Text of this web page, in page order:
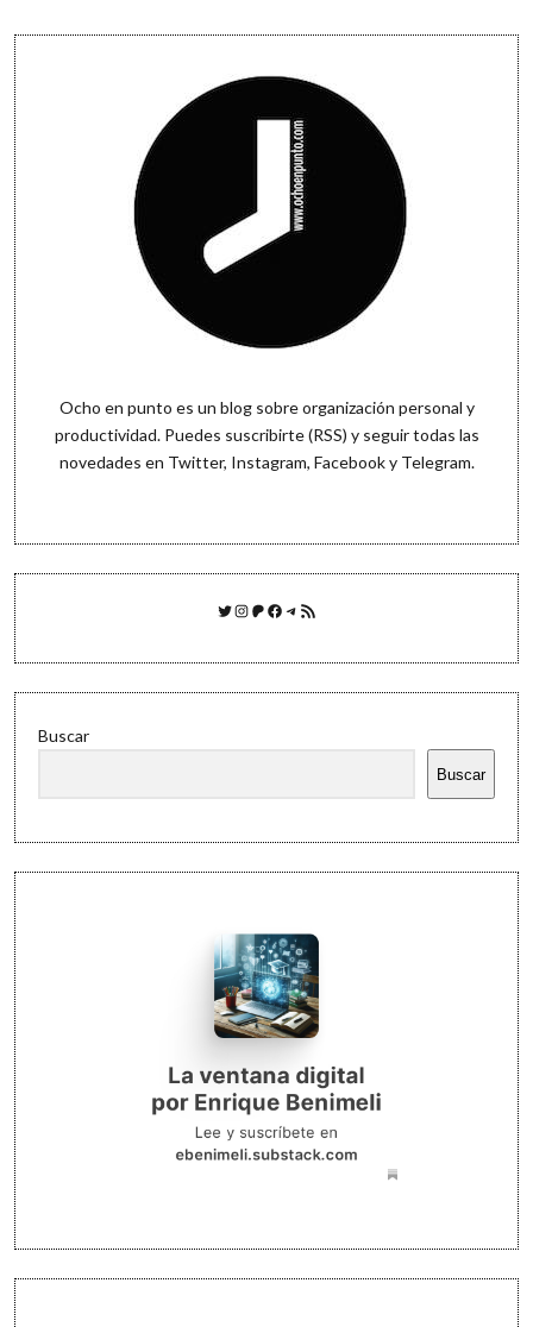
Sidebar
Ocho en punto es un blog sobre organización personal y
productividad. Puedes suscribirte (RSS) y seguir todas las
novedades en Twitter, Instagram, Facebooky Telegram.
Twitter
Instagram
Patreon
Facebook
Telegram
Feed RSS
Buscar
Buscar